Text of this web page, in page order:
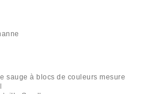
sauge à blocs de couleurs mesure